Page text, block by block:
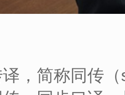
译，简称同传